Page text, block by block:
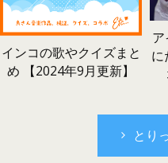
インコの歌やクイズまと
め 【2024年9月更新】
に
とり